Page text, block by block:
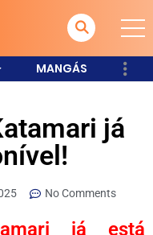
MANGÁS
já
No Comments
já está